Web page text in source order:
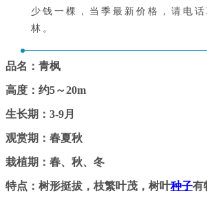
少钱一棵，当季最新价格，请电话
林。
品名：青枫
高度：约5～20m
生长期：3-9月
观赏期：春夏秋
栽植期：春、秋、冬
特点：树形挺拔，枝繁叶茂，树叶种子有